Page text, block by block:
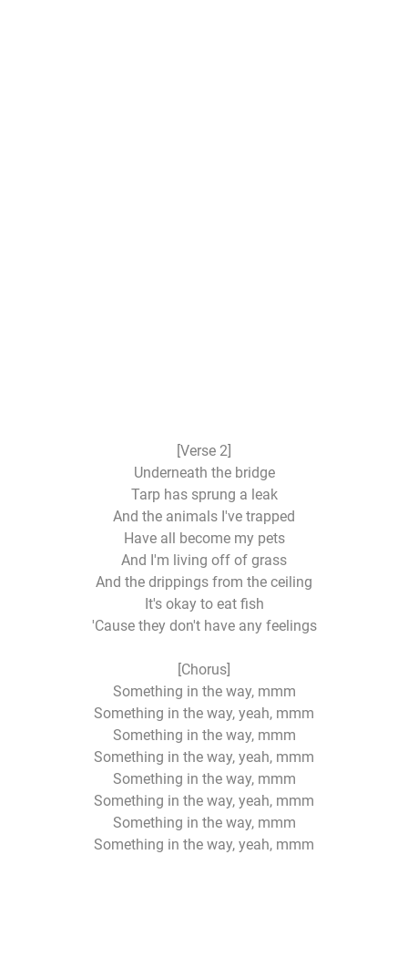
[Verse 2]
Underneath the bridge
Tarp has sprung a leak
And the animals I've trapped
Have all become my pets
And I'm living off of grass
And the drippings from the ceiling
It's okay to eat fish
'Cause they don't have any feelings
[Chorus]
Something in the way, mmm
Something in the way, yeah, mmm
Something in the way, mmm
Something in the way, yeah, mmm
Something in the way, mmm
Something in the way, yeah, mmm
Something in the way, mmm
Something in the way, yeah, mmm